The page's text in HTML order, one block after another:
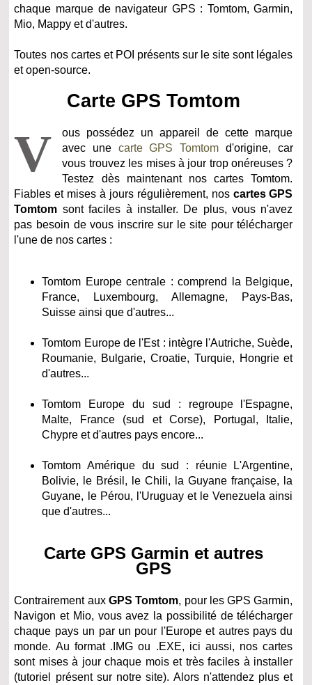
chaque marque de navigateur GPS : Tomtom, Garmin,
Mio, Mappy et d'autres.
Toutes nos cartes et POI présents sur le site sont légales
et open-source.
Carte GPS Tomtom
V
ous possédez un appareil de cette marque
avec une carte GPS Tomtom d'origine, car
vous trouvez les mises à jour trop onéreuses ?
Testez dès maintenant nos cartes Tomtom.
Fiables et mises à jours régulièrement, nos cartes GPS
Tomtom sont faciles à installer. De plus, vous n'avez
pas besoin de vous inscrire sur le site pour télécharger
l'une de nos cartes :
Tomtom Europe centrale : comprend la Belgique,
France, Luxembourg, Allemagne, Pays-Bas,
Suisse ainsi que d'autres...
Tomtom Europe de l'Est : intègre l'Autriche, Suède,
Roumanie, Bulgarie, Croatie, Turquie, Hongrie et
d'autres...
Tomtom Europe du sud : regroupe l'Espagne,
Malte, France (sud et Corse), Portugal, Italie,
Chypre et d'autres pays encore...
Tomtom Amérique du sud : réunie L'Argentine,
Bolivie, le Brésil, le Chili, la Guyane française, la
Guyane, le Pérou, l'Uruguay et le Venezuela ainsi
que d'autres...
Carte GPS Garmin et autres
GPS
Contrairement auxGPS Tomtom, pour les GPS Garmin,
Navigon et Mio, vous avez la possibilité de télécharger
chaque pays un par un pour l'Europe et autres pays du
monde. Au format .IMG ou .EXE, ici aussi, nos cartes
sont mises à jour chaque mois et très faciles à installer
(tutoriel présent sur notre site). Alors n'attendez plus et